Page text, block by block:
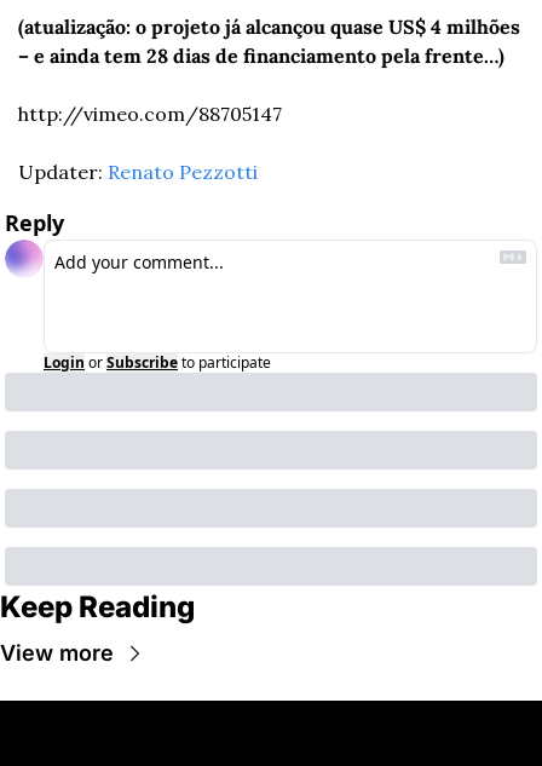
(atualização: o projeto já alcançou quase US$ 4 milhões
– e ainda tem 28 dias de financiamento pela frente…)
http://vimeo.com/88705147
Updater: Renato Pezzotti
Reply
Login orSubscribeto participate
Keep Reading
View more